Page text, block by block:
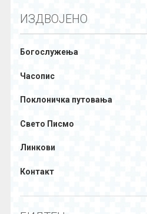
ИЗДВОЈЕНО
Богослужења
Часопис
Поклоничка путовања
Свето Писмо
Линкови
Контакт